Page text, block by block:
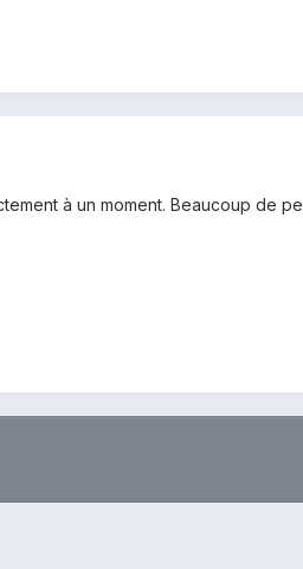
à un moment. Beaucoup de